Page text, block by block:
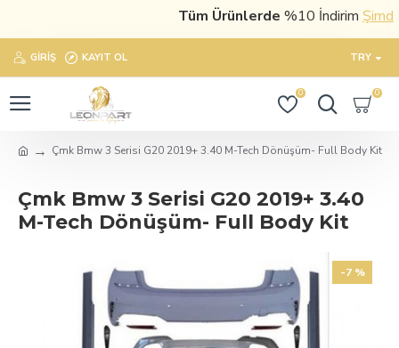
Tüm Ürünlerde%10 İndirimŞimdi
GIRIŞ KAYIT OL TRY
0 0
Çmk Bmw 3 Serisi G20 2019+ 3.40 M-Tech Dönüşüm- Full Body Kit
Çmk Bmw 3 Serisi G20 2019+ 3.40
M-Tech Dönüşüm- Full Body Kit
-7 %